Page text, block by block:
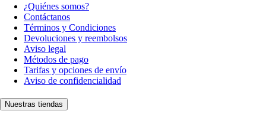
¿Quiénes somos?
Contáctanos
Términos y Condiciones
Devoluciones y reembolsos
Aviso legal
Métodos de pago
Tarifas y opciones de envío
Aviso de confidencialidad
Nuestras tiendas